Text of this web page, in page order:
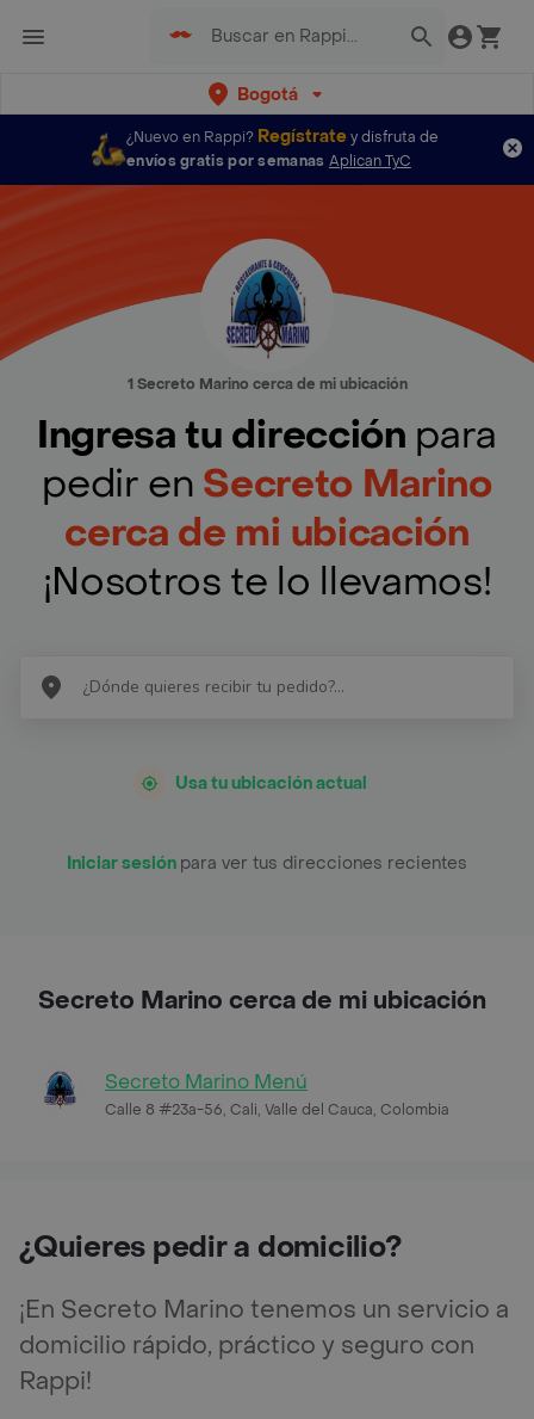
Bogotá
¿Nuevo en Rappi? Regístratey disfruta de
envíos gratis por semanas Aplican TyC
1 Secreto Marino cerca de mi ubicación
Ingresa tu dirección para
pedir en Secreto Marino
cerca de mi ubicación
¡Nosotros te lo llevamos!
Usa tu ubicación actual
Iniciar sesión para ver tus direcciones recientes
Secreto Marino cerca de mi ubicación
Secreto Marino Menú
Calle 8 #23a-56, Cali, Valle del Cauca, Colombia
¿Quieres pedir a domicilio?
¡En Secreto Marino tenemos un servicio a
domicilio rápido, práctico y seguro con
Rappi!